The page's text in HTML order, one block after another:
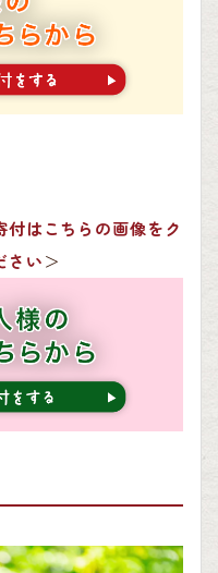
はこちらの画像をク
さい＞